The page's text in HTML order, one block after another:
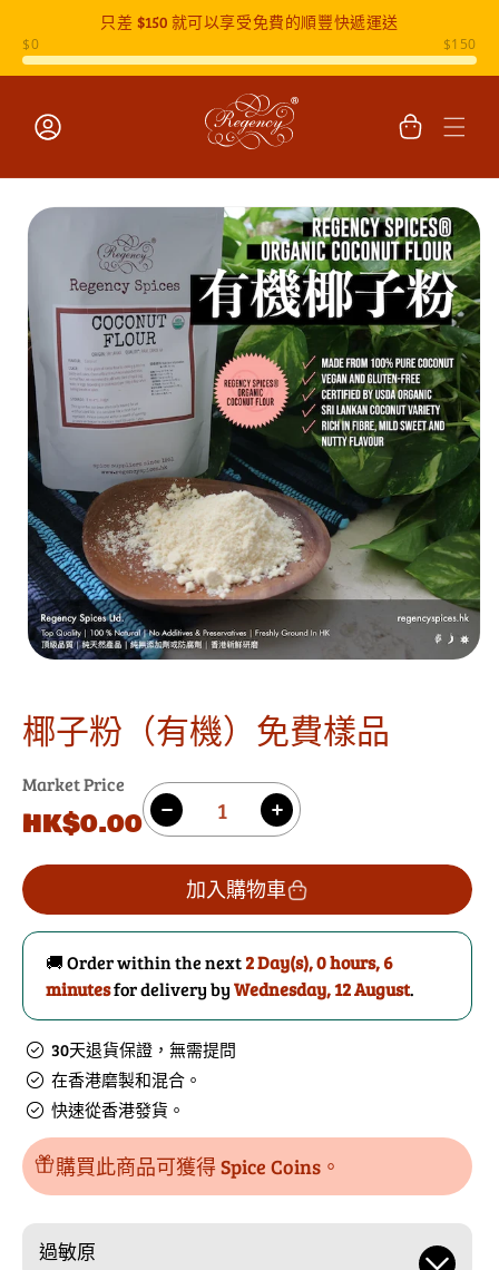
只差 $150就可以享受免費的順豐快遞運送
入
物
跳至產品
椰子粉（有機）免費樣品
Market Price
原
價
HK$0.00
數
量 減
子
粉
（有
機）
免
費
樣
品
的
數
量
增
椰
子
粉
（有
機）
免
數
量
加入購物車
🚚 Order within the next2 Day(s),0 hours, 6
minutesfor delivery byWednesday, 12 August.
30天退貨保證，無需提問
在香港磨製和混合。
快速從香港發貨。
購買此商品可獲得 Spice Coins。
過敏原